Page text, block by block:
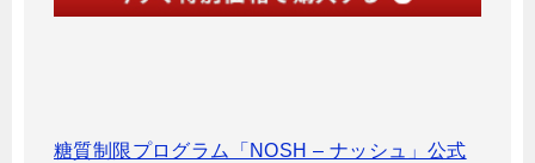
糖質制限プログラム「NOSH – ナッシュ」公式